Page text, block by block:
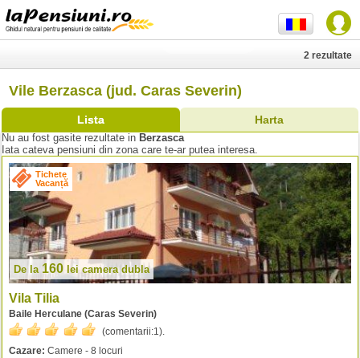
Vile Berzasca (jud. Caras Severin)
Lista Harta
2 rezultate
Nu au fost gasite rezultate in Berzasca
Iata cateva pensiuni din zona care te-ar putea interesa.
Tichete
Vacanță
De la 160 leicamera dubla
Vila Tilia
Baile Herculane (Caras Severin)
(comentarii:1).
Cazare: Camere - 8 locuri